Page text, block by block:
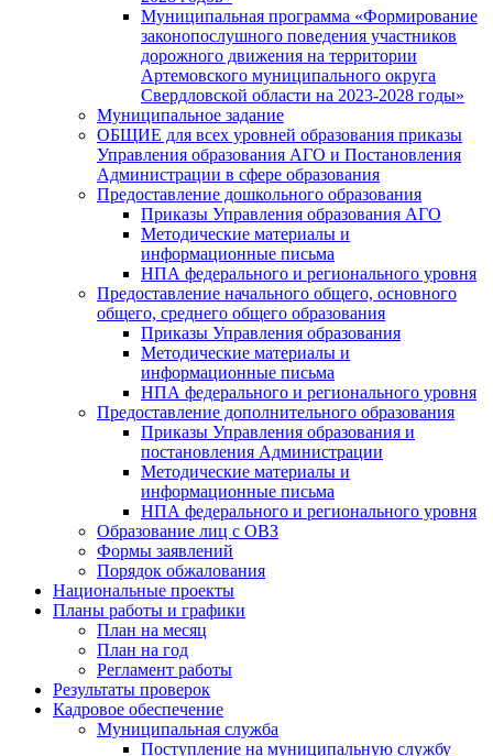
Муниципальная программа «Формирование
законопослушного поведения участников
дорожного движения на территории
Артемовского муниципального округа
Свердловской области на 2023-2028 годы»
Муниципальное задание
ОБЩИЕ для всех уровней образования приказы
Управления образования АГО и Постановления
Администрации в сфере образования
Предоставление дошкольного образования
Приказы Управления образования АГО
Методические материалы и
информационные письма
НПА федерального и регионального уровня
Предоставление начального общего, основного
общего, среднего общего образования
Приказы Управления образования
Методические материалы и
информационные письма
НПА федерального и регионального уровня
Предоставление дополнительного образования
Приказы Управления образования и
постановления Администрации
Методические материалы и
информационные письма
НПА федерального и регионального уровня
Образование лиц с ОВЗ
Формы заявлений
Порядок обжалования
Национальные проекты
Планы работы и графики
План на месяц
План на год
Регламент работы
Результаты проверок
Кадровое обеспечение
Муниципальная служба
Поступление на муниципальную службу